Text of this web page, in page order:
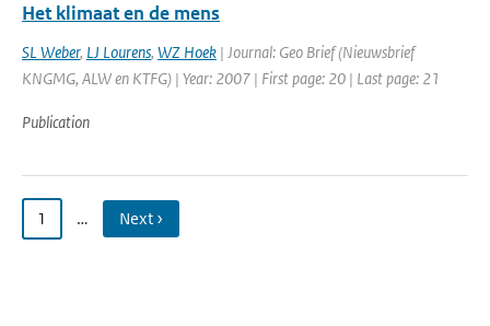
Het klimaat en de mens
SL Weber, LJ Lourens, WZ Hoek | Journal: Geo Brief (Nieuwsbrief
KNGMG, ALW en KTFG) | Year: 2007 | First page: 20 | Last page: 21
Publication
1 … Next ›